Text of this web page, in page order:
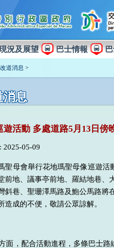
況及展望 巴士情報
道消息 >
消息
遊活動 多處道路5月13日傍
2025-05-09
聖母會舉行花地瑪聖母像巡遊活
前地、議事亭前地、羅結地巷、
斜巷、聖珊澤馬路及鮑公馬路將
造成的不便，敬請公眾諒解。
，配合活動進程，多條巴士路